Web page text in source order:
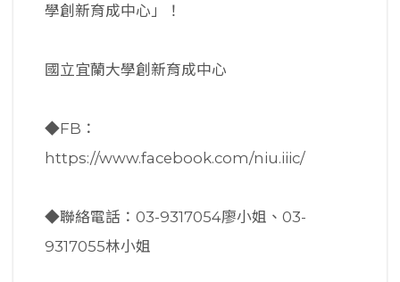
學創新育成中心」！
國立宜蘭大學創新育成中心
◆FB：
https://www.facebook.com/niu.iiic/
◆聯絡電話：03-9317054廖小姐、03-
9317055林小姐